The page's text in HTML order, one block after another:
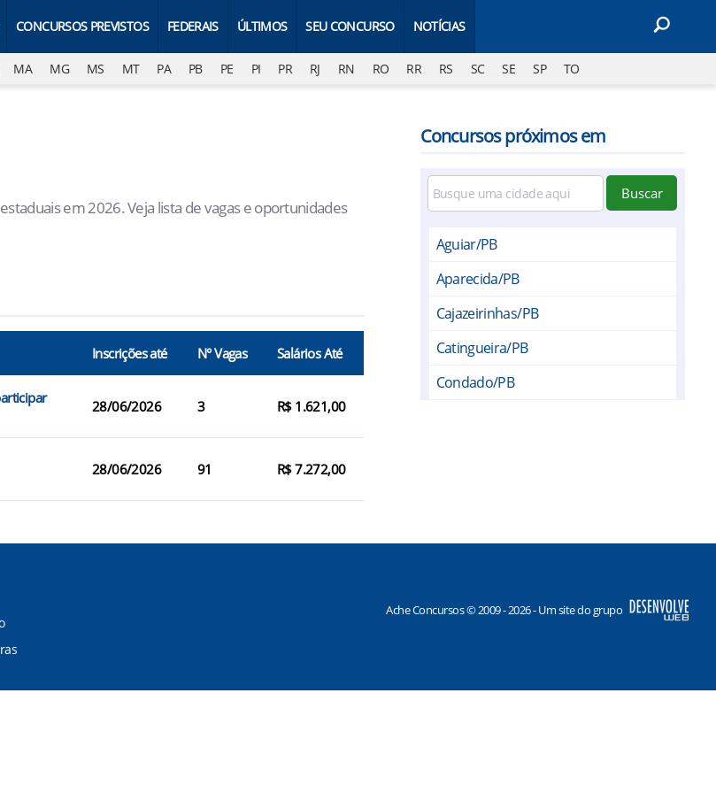
CONCURSOS PREVISTOS FEDERAIS ÚLTIMOS SEU CONCURSO NOTÍCIAS
MA MG MS MT PA PB PE PI PR RJ RN RO RR RS SC SE SP TO
em 2026. Veja lista de vagas e oportunidades
Inscrições até N° Vagas Salários Até
28/06/2026 3 R$ 1.621,00
28/06/2026 91 R$ 7.272,00
Concursos próximos em
Buscar
Aguiar/PB
Aparecida/PB
Cajazeirinhas/PB
Catingueira/PB
Condado/PB
Malta/PB
Ache Concursos © 2009 - 2026 - Um site do grupo